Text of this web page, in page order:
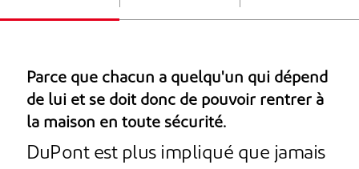
Parce que chacun a quelqu'un qui dépend
de lui et se doit donc de pouvoir rentrer à
la maison en toute sécurité.
DuPont est plus impliqué que jamais